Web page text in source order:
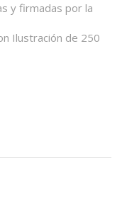
y firmadas por la
Ilustración de 250